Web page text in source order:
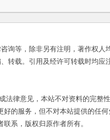
询等，除非另有注明，著作权人
转载。引用及经许可转载时均应
律意见，本站不对资料的完整
的服务，但不对本站提供的任
系，版权归原作者所有。